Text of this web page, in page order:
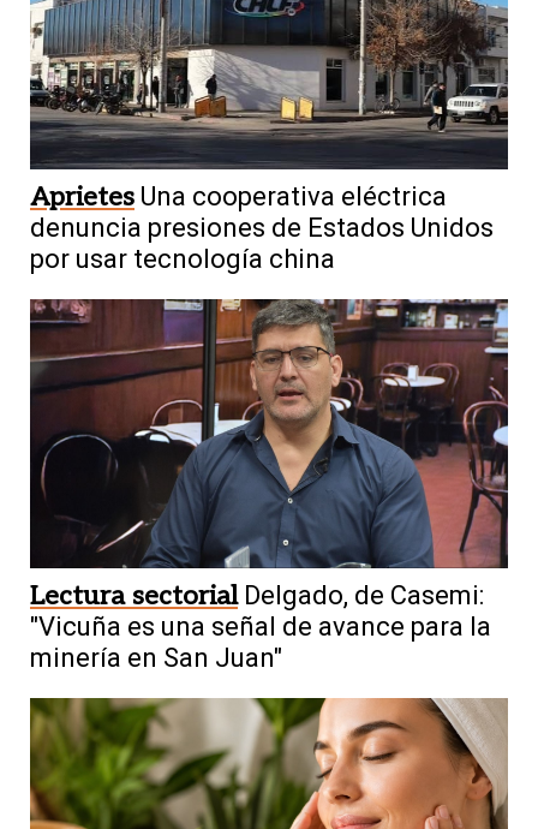
Aprietes Una cooperativa eléctrica
denuncia presiones de Estados Unidos
por usar tecnología china
Lectura sectorial Delgado, de Casemi:
"Vicuña es una señal de avance para la
minería en San Juan"